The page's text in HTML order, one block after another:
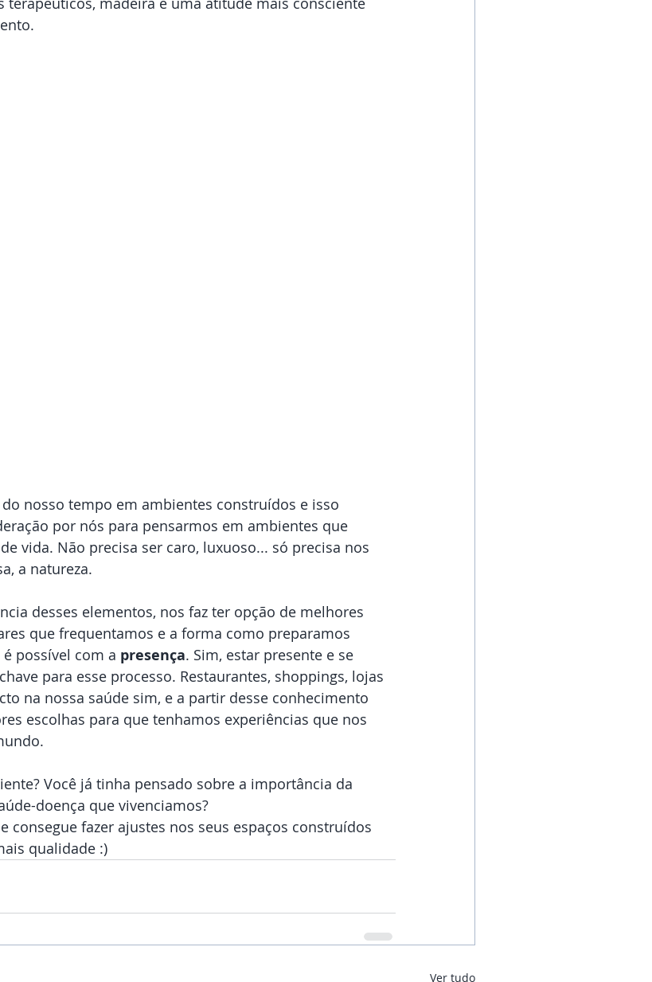
nosso tempo em ambientes construídos e isso
por nós para pensarmos em ambientes que
vida. Não precisa ser caro, luxuoso... só precisa nos
a natureza.
desses elementos, nos faz ter opção de melhores
que frequentamos e a forma como preparamos
possível com a presença. Sim, estar presente e se
para esse processo. Restaurantes, shoppings, lojas
na nossa saúde sim, e a partir desse conhecimento
escolhas para que tenhamos experiências que nos
Você já tinha pensado sobre a importância da
doença que vivenciamos?
consegue fazer ajustes nos seus espaços construídos
qualidade :)
Ver tudo